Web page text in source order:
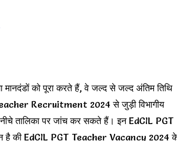
मानदंडों को पूरा करते हैं, वे जल्द से जल्द अंतिम तिथि
Recruitment 2024 से जुड़ी विभागीय
नीचे तालिका पर जांच कर सकते हैं। इन EdCIL PGT
है की EdCIL PGT Teacher Vacancy 2024